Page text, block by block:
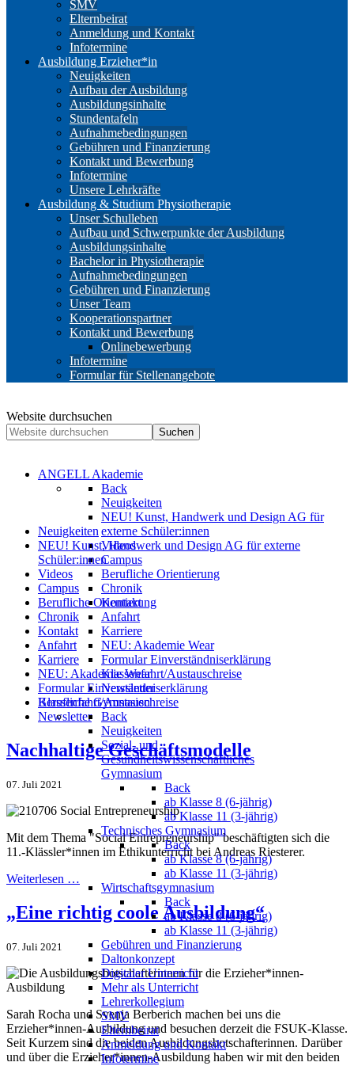
SMV
Elternbeirat
Anmeldung und Kontakt
Infotermine
Ausbildung Erzieher*in
Neuigkeiten
Aufbau der Ausbildung
Ausbildungsinhalte
Stundentafeln
Aufnahmebedingungen
Gebühren und Finanzierung
Kontakt und Bewerbung
Infotermine
Unsere Lehrkräfte
Ausbildung & Studium Physiotherapie
Unser Schulleben
Aufbau und Schwerpunkte der Ausbildung
Ausbildungsinhalte
Bachelor in Physiotherapie
Aufnahmebedingungen
Gebühren und Finanzierung
Unser Team
Kooperationspartner
Kontakt und Bewerbung
Onlinebewerbung
Infotermine
Formular für Stellenangebote
Website durchsuchen
Suchen
ANGELL Akademie
Back
Neuigkeiten
NEU! Kunst, Handwerk und Design AG für
externe Schüler:innen
Videos
Campus
Berufliche Orientierung
Chronik
Kontakt
Anfahrt
Karriere
NEU: Akademie Wear
Formular Einverständniserklärung
Klassenfahrt/Austauschreise
Newsletter
Berufliche Gymnasien
Back
Neuigkeiten
Sozial- und
Gesundheitswissenschaftliches
Gymnasium
Back
ab Klasse 8 (6-jährig)
ab Klasse 11 (3-jährig)
Technisches Gymnasium
Back
ab Klasse 8 (6-jährig)
ab Klasse 11 (3-jährig)
Wirtschaftsgymnasium
Back
ab Klasse 8 (6-jährig)
ab Klasse 11 (3-jährig)
Gebühren und Finanzierung
Daltonkonzept
Digitaler Unterricht
Mehr als Unterricht
Lehrerkollegium
SMV
Elternbeirat
Anmeldung und Kontakt
Infotermine
Neuigkeiten
NEU! Kunst, Handwerk und Design AG für externe
Schüler:innen
Videos
Campus
Berufliche Orientierung
Chronik
Kontakt
Anfahrt
Karriere
NEU: Akademie Wear
Formular Einverständniserklärung
Klassenfahrt/Austauschreise
Newsletter
Nachhaltige Geschäftsmodelle
07. Juli 2021
Mit dem Thema "Social Entrepreneurship" beschäftigten sich die
11.-Klässler*innen im Ethikunterricht bei Andreas Riesterer.
Weiterlesen …
„Eine richtig coole Ausbildung“
07. Juli 2021
Sarah Rocha und Svenja Berberich machen bei uns die
Erzieher*innen-Ausbildung und besuchen derzeit die FSUK-Klasse.
Seit Kurzem sind die beiden Ausbildungsbotschafterinnen. Darüber
und über die Erzieher*innen-Ausbildung haben wir mit den beiden